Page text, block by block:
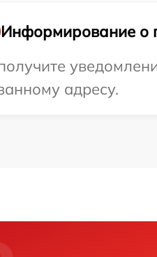
Информирование о
адресу.